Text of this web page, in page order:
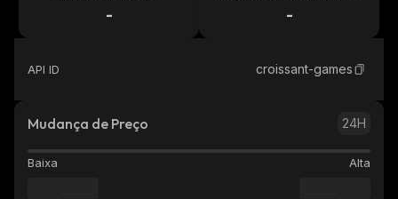
- -
API ID croissant-games
Mudança de Preço 24H
Baixa Alta